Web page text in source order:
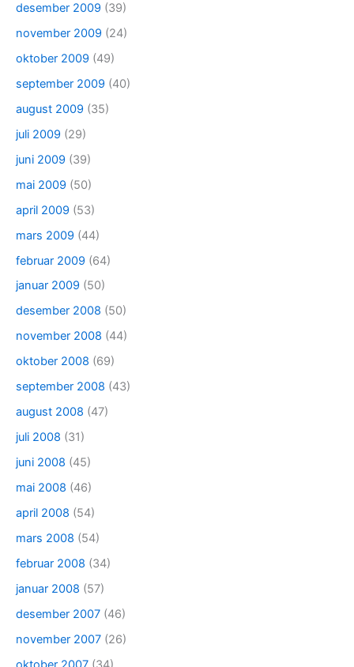
desember 2009 (39)
november 2009 (24)
oktober 2009 (49)
september 2009 (40)
august 2009 (35)
juli 2009 (29)
juni 2009 (39)
mai 2009 (50)
april 2009 (53)
mars 2009 (44)
februar 2009 (64)
januar 2009 (50)
desember 2008 (50)
november 2008 (44)
oktober 2008 (69)
september 2008 (43)
august 2008 (47)
juli 2008 (31)
juni 2008 (45)
mai 2008 (46)
april 2008 (54)
mars 2008 (54)
februar 2008 (34)
januar 2008 (57)
desember 2007 (46)
november 2007 (26)